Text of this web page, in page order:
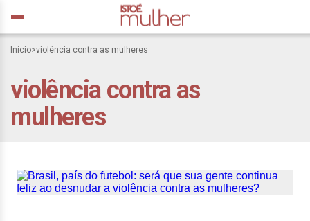
Início>violência contra as mulheres
violência contra as
mulheres
será que sua gente
continua feliz ao desnudar